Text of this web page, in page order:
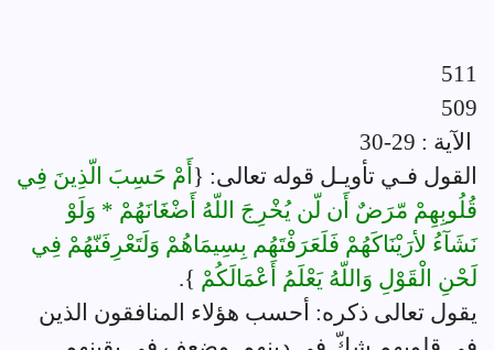
511
509
الآية : 29-30
القول فـي تأويـل قوله تعالى: { أَمْ حَسِبَ الّذِينَ فِي
قُلُوبِهِمْ مّرَضٌ أَن لّن يُخْرِجَ اللّهُ أَضْغَانَهُمْ * وَلَوْ
نَشَآءُ لأرَيْنَاكَهُمْ فَلَعَرَفْتَهُم بِسِيمَاهُمْ وَلَتَعْرِفَنّهُمْ فِي
لَحْنِ الْقَوْلِ وَاللّهُ يَعْلَمُ أَعْمَالَكُمْ }.
يقول تعالى ذكره: أحسب هؤلاء المنافقون الذين